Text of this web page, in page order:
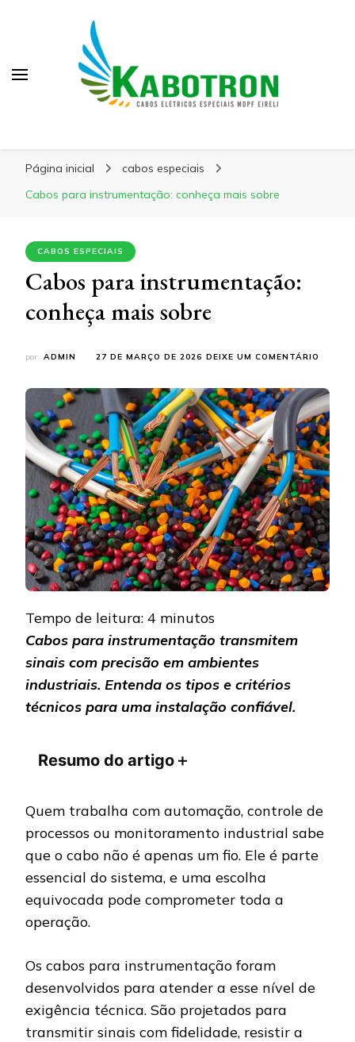
Página inicial
cabos especiais
Cabos para instrumentação: conheça mais sobre
CABOS ESPECIAIS
Cabos para instrumentação:
conheça mais sobre
por ADMIN 27 DE MARÇO DE 2026 DEIXE UM COMENTÁRIO
MAIS
SOBRE
Tempo de leitura: 4 minutos
Cabos para instrumentação transmitem
sinais com precisão em ambientes
industriais. Entenda os tipos e critérios
técnicos para uma instalação confiável.
Resumo do artigo＋
Quem trabalha com automação, controle de
processos ou monitoramento industrial sabe
que o cabo não é apenas um fio. Ele é parte
essencial do sistema, e uma escolha
equivocada pode comprometer toda a
operação.
Os cabos para instrumentação foram
desenvolvidos para atender a esse nível de
exigência técnica. São projetados para
transmitir sinais com fidelidade, resistir a